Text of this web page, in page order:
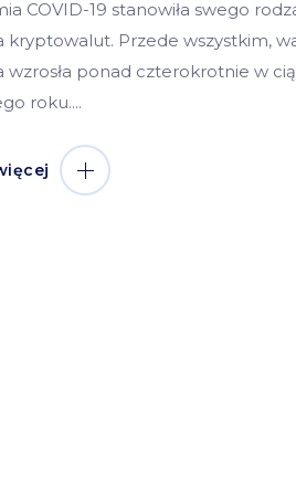
COVID-19 stanowiła swego
kryptowalut. Przede wszystkim,
wzrosła ponad czterokrotnie w
roku.